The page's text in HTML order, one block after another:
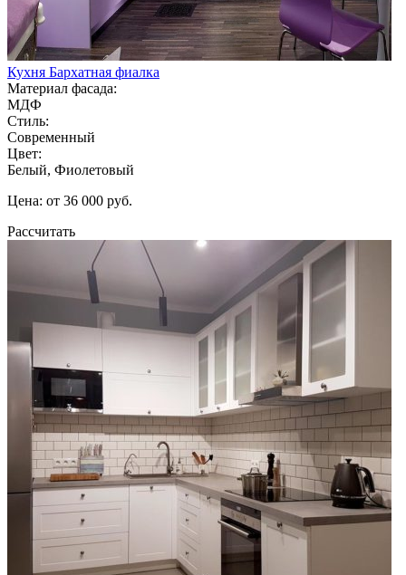
Кухня Бархатная фиалка
Материал фасада:
МДФ
Стиль:
Современный
Цвет:
Белый, Фиолетовый
Цена: от 36 000 руб.
Рассчитать